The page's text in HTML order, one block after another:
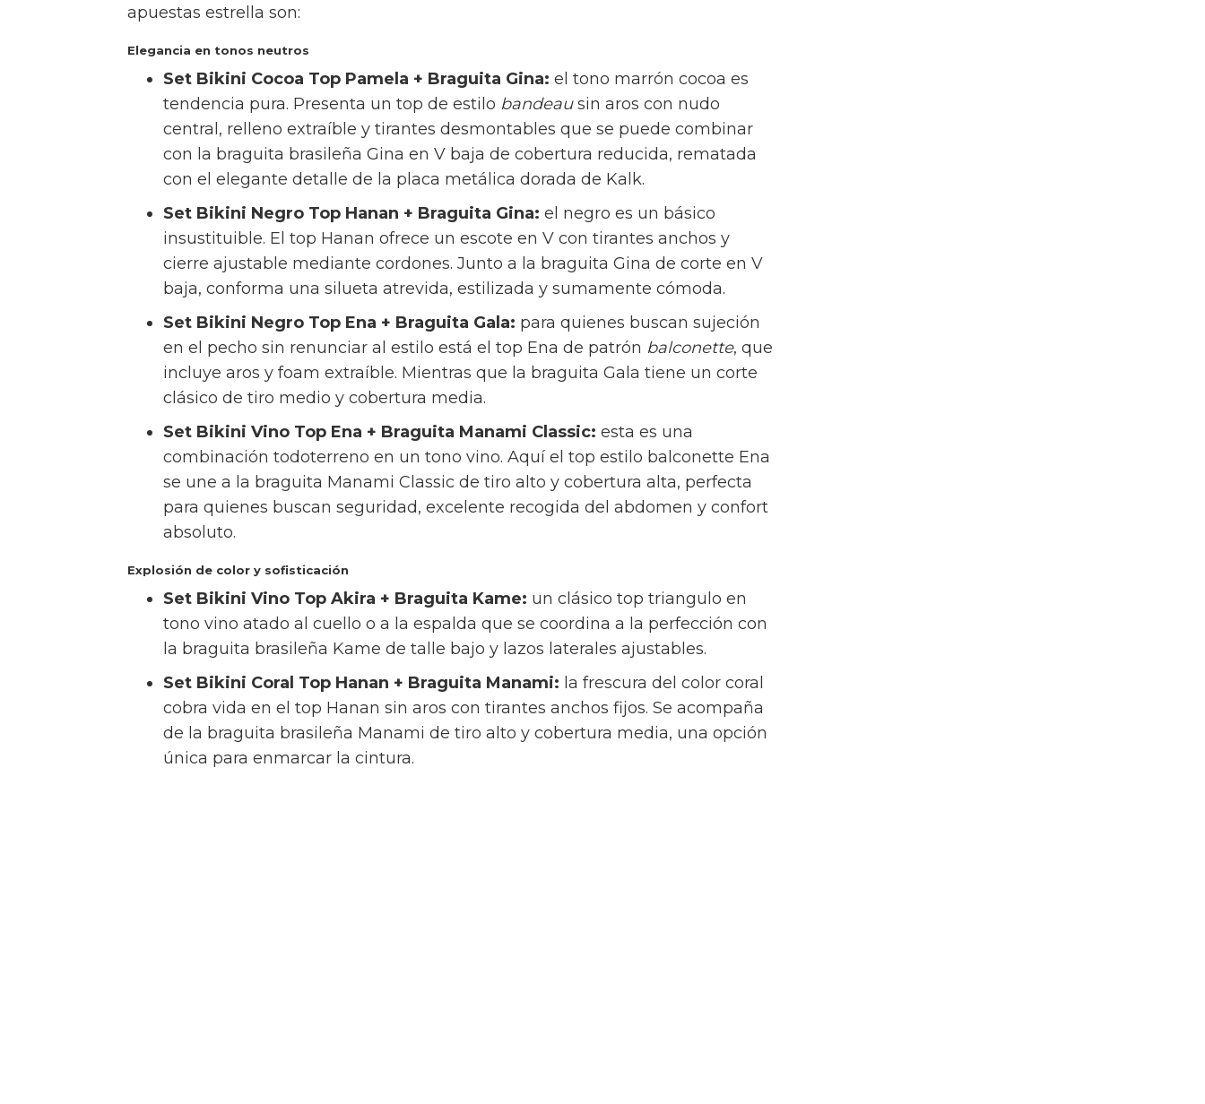
apuestas estrella son:
Elegancia en tonos neutros
Set Bikini Cocoa Top Pamela + Braguita Gina: el tono marrón cocoa es
tendencia pura. Presenta un top de estilo bandeausin aros con nudo
central, relleno extraíble y tirantes desmontables que se puede combinar
con la braguita brasileña Gina en V baja de cobertura reducida, rematada
con el elegante detalle de la placa metálica dorada de Kalk.
Set Bikini Negro Top Hanan + Braguita Gina: el negro es un básico
insustituible. El top Hanan ofrece un escote en V con tirantes anchos y
cierre ajustable mediante cordones. Junto a la braguita Gina de corte en V
baja, conforma una silueta atrevida, estilizada y sumamente cómoda.
Set Bikini Negro Top Ena + Braguita Gala: para quienes buscan sujeción
en el pecho sin renunciar al estilo está el top Ena de patrón balconette, que
incluye aros y foam extraíble. Mientras que la braguita Gala tiene un corte
clásico de tiro medio y cobertura media.
Set Bikini Vino Top Ena + Braguita Manami Classic: esta es una
combinación todoterreno en un tono vino. Aquí el top estilo balconette Ena
se une a la braguita Manami Classic de tiro alto y cobertura alta, perfecta
para quienes buscan seguridad, excelente recogida del abdomen y confort
absoluto.
Explosión de color y sofisticación
Set Bikini Vino Top Akira + Braguita Kame: un clásico top triangulo en
tono vino atado al cuello o a la espalda que se coordina a la perfección con
la braguita brasileña Kame de talle bajo y lazos laterales ajustables.
Set Bikini Coral Top Hanan + Braguita Manami: la frescura del color coral
cobra vida en el top Hanan sin aros con tirantes anchos fijos. Se acompaña
de la braguita brasileña Manami de tiro alto y cobertura media, una opción
única para enmarcar la cintura.